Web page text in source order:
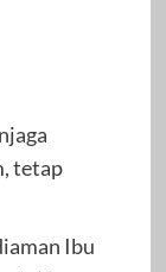
tetap
Ibu